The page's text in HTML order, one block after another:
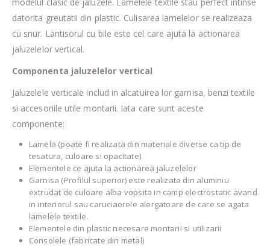
datorita greutatii din plastic. Culisarea lamelelor se realizeaza
cu snur. Lantisorul cu bile este cel care ajuta la actionarea
jaluzelelor vertical.
Componenta jaluzelelor vertical
Jaluzelele verticale includ in alcatuirea lor garnisa, benzi textile
si accesoriile utile montarii. Iata care sunt aceste
componente:
Lamela (poate fi realizata din materiale diverse ca tip de
tesatura, culoare si opacitate)
Elementele ce ajuta la actionarea jaluzelelor
Garnisa (Profilul superior) este realizata din aluminiu
extrudat de culoare alba vopsita in camp electrostatic avand
in interiorul sau caruciaorele alergatoare de care se agata
lamelele textile.
Elementele din plastic necesare montarii si utilizarii
Consolele (fabricate din metal)